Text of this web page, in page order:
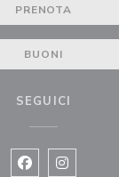
PRENOTA
BUONI
SEGUICI
Facebook